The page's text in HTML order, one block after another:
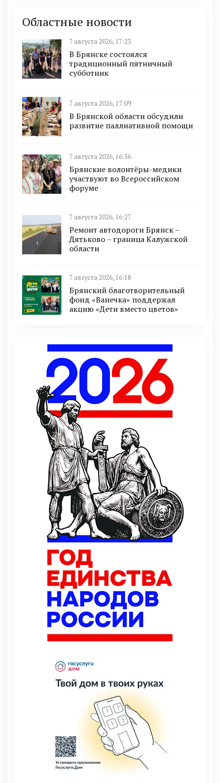
Областные новости
7 августа 2026, 17:23
В Брянске состоялся
традиционный пятничный
субботник
7 августа 2026, 17:09
В Брянской области обсудили
развитие паллиативной помощи
7 августа 2026, 16:56
Брянские волонтёры-медики
участвуют во Всероссийском
форуме
7 августа 2026, 16:27
Ремонт автодороги Брянск –
Дятьково – граница Калужской
области
7 августа 2026, 16:18
Брянский благотворительный
фонд «Ванечка» поддержал
акцию «Дети вместо цветов»